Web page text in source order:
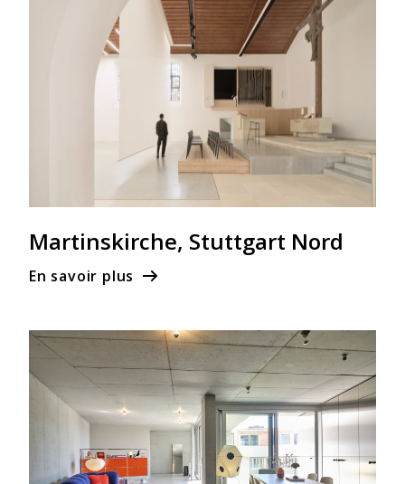
Martinskirche, Stuttgart Nord
En savoir plus